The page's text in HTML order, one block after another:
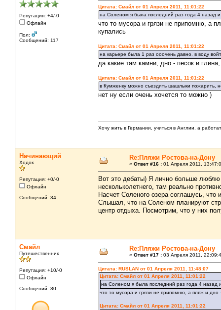
Репутация: +4/-0
Офлайн
Пол:
Сообщений: 117
Цитата: Смайл от 01 Апреля 2011, 11:01:22
на Соленом я была последний раз года 4 назад
что то мусора и грязи не припомню, а
купались
Цитата: Смайл от 01 Апреля 2011, 11:01:22
на карьере была 1 раз ооочень давно. в воду
да какие там камни, дно - песок и
Цитата: Смайл от 01 Апреля 2011, 11:01:22
в Кумженку можно съездить шашлыки пожарить,
нет ну если очень хочется то можно )
Хочу жить в Германии, учиться в Англии, а
Начинающий
Ходок
Репутация: +0/-0
Офлайн
Сообщений: 34
Re:Пляжи Ростова-на-Дону
« Ответ #16 : 01 Апреля 2011,
Вот это дебаты) Я лично больше
нескольколетнего, там реально
Насчет Соленого озера соглашусь,
Слышал, что на Соленом планируют
центр отдыха. Посмотрим, что у них
Смайл
Путешественник
Репутация: +10/-0
Офлайн
Сообщений: 80
Re:Пляжи Ростова-на-Дону
« Ответ #17 : 03 Апреля 2011,
Цитата: RUSLAN от 01 Апреля 2011, 11:48:07
Цитата: Смайл от 01 Апреля 2011, 11:01:22
на Соленом я была последний раз года 4 назад
что то мусора и грязи не припомню, а пляж и дно
Цитата: Смайл от 01 Апреля 2011, 11:01:22